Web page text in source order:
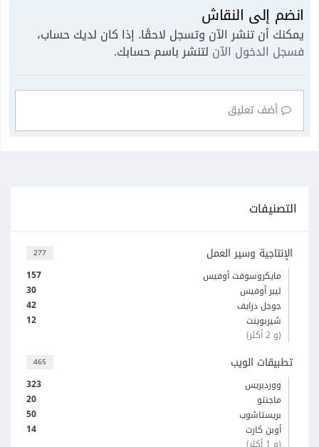
انضم إلى النقاش
يمكنك أن تنشر الآن وتسجل لاحقًا. إذا كان لديك حساب،
فسجل الدخول الآن لتنشر باسم حسابك.
أضف تعليق
التصنيفات
277 الإنتاجية وسير العمل
157
مايكروسوفت أوفيس
30
ليبر أوفيس
42
جوجل درايف
12
شيربوينت
(و 2 أكثر)
465 تطبيقات الويب
323
ووردبريس
20
ماجنتو
50
بريستاشوب
14
أوبن كارت